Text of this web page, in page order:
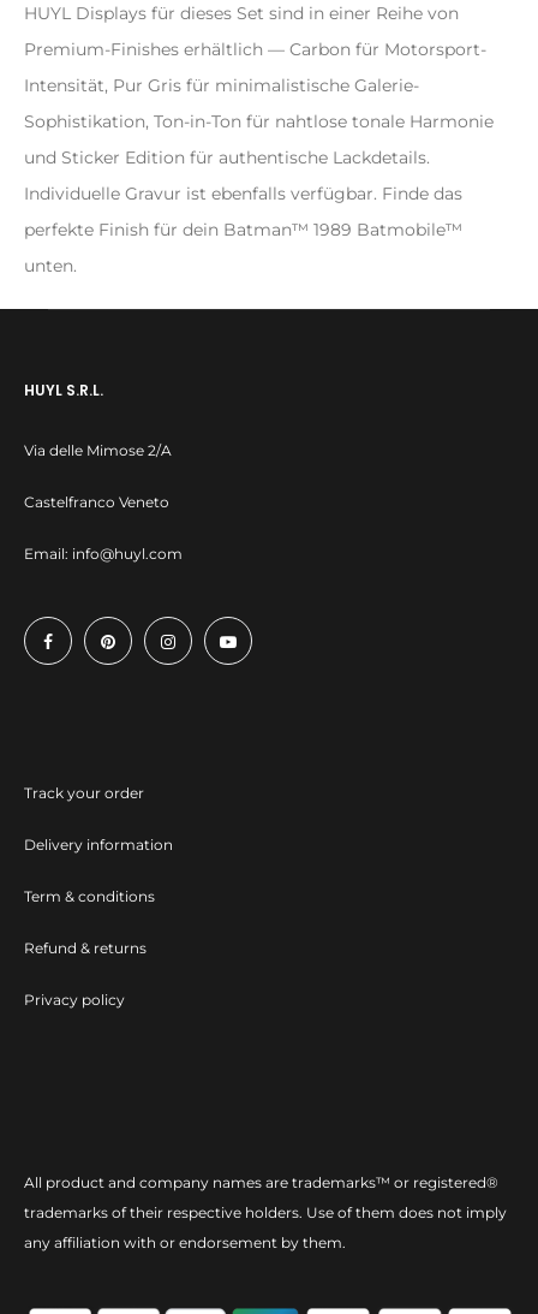
HUYL Displays für dieses Set sind in einer Reihe von
Premium-Finishes erhältlich — Carbon für Motorsport-
Intensität, Pur Gris für minimalistische Galerie-
Sophistikation, Ton-in-Ton für nahtlose tonale Harmonie
und Sticker Edition für authentische Lackdetails.
Individuelle Gravur ist ebenfalls verfügbar. Finde das
perfekte Finish für dein Batman™ 1989 Batmobile™
unten.
HUYL S.R.L.
Via delle Mimose 2/A
Castelfranco Veneto
Email: info@huyl.com
Track your order
Delivery information
Term & conditions
Refund & returns
Privacy policy
All product and company names are trademarks™ or registered®
trademarks of their respective holders. Use of them does not imply
any affiliation with or endorsement by them.